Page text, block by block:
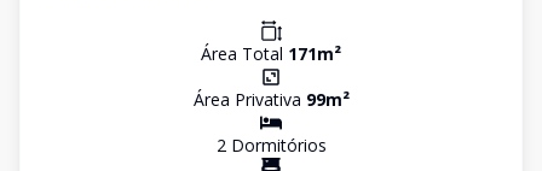
Área Total 171m²
Área Privativa 99m²
2Dormitórios